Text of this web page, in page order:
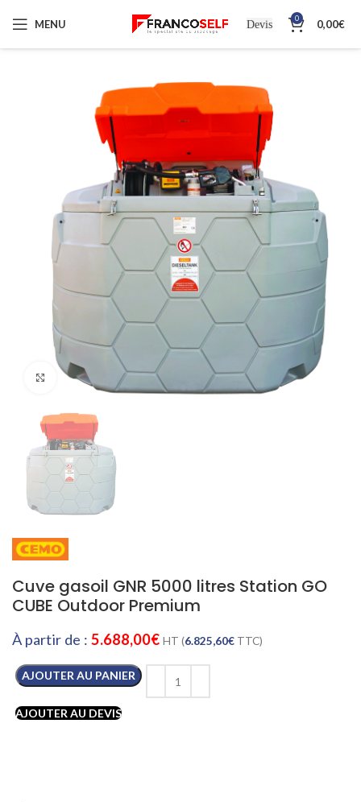
MENU Devis 0 0,00€
Cliquez pour agrandir
Cuve gasoil GNR 5000 litres Station GO
CUBE Outdoor Premium
À partir de : 5.688,00€ HT (6.825,60€ TTC)
AJOUTER AU PANIER
AJOUTER AU DEVIS